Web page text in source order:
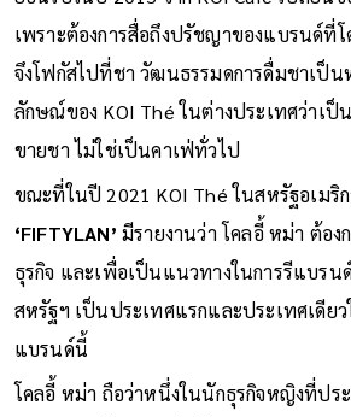
เพราะต้องการสื่อถึงปรัชญาของแบรนด์ที่โ
จึงโฟกัสไปที่ชา วัฒนธรรมดการดื่มชาเป็
ลักษณ์ของ KOI Thé ในต่างประเทศว่าเป็
ขายชา ไม่ใช่เป็นคาเฟ่ทั่วไป
ขณะที่ในปี 2021 KOI Thé ในสหรัฐอเมริ
‘FIFTYLAN’มีรายงานว่า โคลอี้ หม่า ต้อง
ธุรกิจ และเพื่อเป็นแนวทางในการรีแบรน
สหรัฐฯ เป็นประเทศแรกและประเทศเดีย
แบรนด์นี้
โคลอี้ หม่า ถือว่าหนึ่งในนักธุรกิจหญิงที่ประ